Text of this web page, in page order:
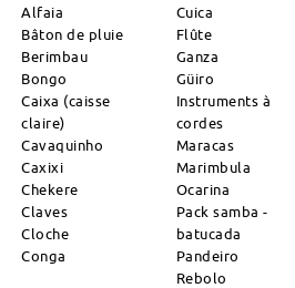
Alfaia
Bâton de pluie
Berimbau
Bongo
Caixa (caisse
claire)
Cavaquinho
Caxixi
Chekere
Claves
Cloche
Conga
Cuica
Flûte
Ganza
Güiro
Instruments à
cordes
Maracas
Marimbula
Ocarina
Pack samba -
batucada
Pandeiro
Rebolo